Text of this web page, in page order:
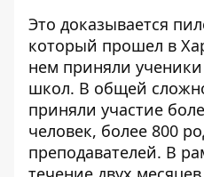
Это доказывается
который прошел в
нем приняли ученики
школ. В общей
приняли участие
человек, более 800
преподавателей. В